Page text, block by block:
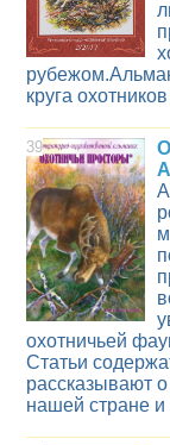
круга
39
охотничьей
Статьи
рассказывают
нашей стране